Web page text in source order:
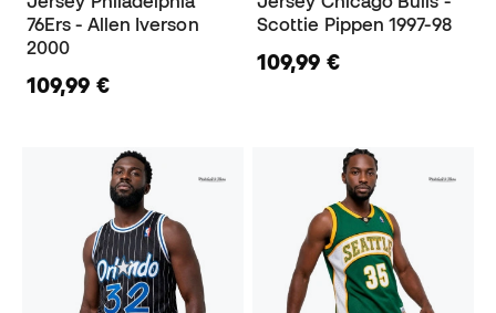
76Ers - Allen Iverson
2000
109,99 €
Scottie Pippen 1997-98
109,99 €